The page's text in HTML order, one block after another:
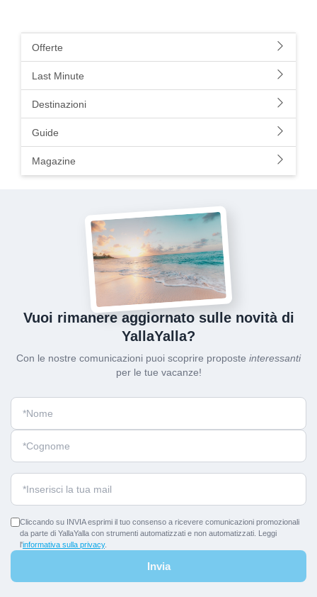
Offerte
Last Minute
Destinazioni
Guide
Magazine
Vuoi rimanere aggiornato sulle novità di
YallaYalla?
Con le nostre comunicazioni puoi scoprire proposte interessanti
per le tue vacanze!
Cliccando su INVIA esprimi il tuo consenso a ricevere comunicazioni promozionali
da parte di YallaYalla con strumenti automatizzati e non automatizzati. Leggi
l'informativa sulla privacy.
Invia